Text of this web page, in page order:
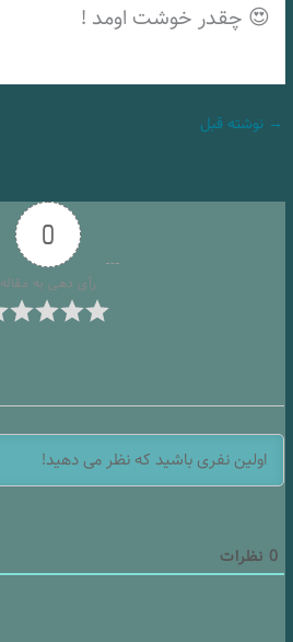
😍 چقدر خوشت اومد !
→ نوشته قبل
0
رأی دهی به مقاله
0 نظرات